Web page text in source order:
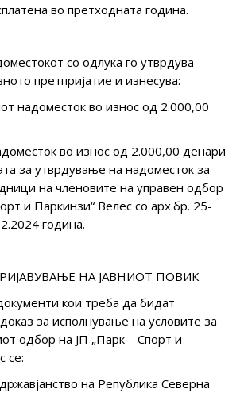
во претходната година.
со одлука го утврдува
претпријатие и изнесува:
надоместок во износ од 2.000,00
во износ од 2.000,00 денари
за утврдување на надоместок за
на членовите на управен одбор
и Паркинзи“ Велес со арх.бр. 25-
година.
НА ЈАВНИОТ ПОВИК
кои треба да бидат
за исполнување на условите за
одбор на ЈП „Парк – Спорт и
се:
на Република Северна